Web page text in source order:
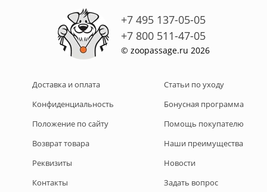
+7 495 137-05-05
+7 800 511-47-05
© zoopassage.ru 2026
Доставка и оплата
Конфиденциальность
Положение по сайту
Возврат товара
Реквизиты
Контакты
Статьи по уходу
Бонусная программа
Помощь покупателю
Наши преимущества
Новости
Задать вопрос